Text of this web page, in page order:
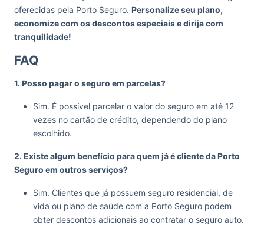
oferecidas pela Porto Seguro. Personalize seu plano,
economize com os descontos especiais e dirija com
tranquilidade!
FAQ
1. Posso pagar o seguro em parcelas?
Sim. É possível parcelar o valor do seguro em até 12
vezes no cartão de crédito, dependendo do plano
escolhido.
2. Existe algum benefício para quem já é cliente da Porto
Seguro em outros serviços?
Sim. Clientes que já possuem seguro residencial, de
vida ou plano de saúde com a Porto Seguro podem
obter descontos adicionais ao contratar o seguro auto.